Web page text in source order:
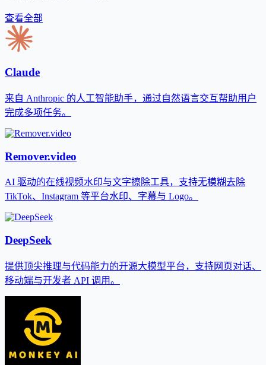
查看全部
Claude
来自 Anthropic 的人工智能助手，通过自然语言交互帮助用户
完成多项任务。
Remover.video
AI 驱动的在线视频水印与文字擦除工具，支持无模糊去除
TikTok、Instagram 等平台水印、字幕与 Logo。
DeepSeek
提供顶尖推理与代码能力的开源大模型平台，支持网页对话、
移动端与开发者 API 调用。